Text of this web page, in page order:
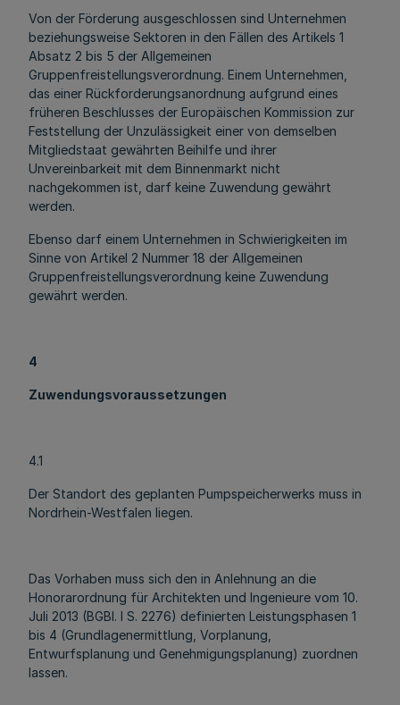
Von der Förderung ausgeschlossen sind Unternehmen
beziehungsweise Sektoren in den Fällen des Artikels 1
Absatz 2 bis 5 der Allgemeinen
Gruppenfreistellungsverordnung. Einem Unternehmen,
das einer Rückforderungsanordnung aufgrund eines
früheren Beschlusses der Europäischen Kommission zur
Feststellung der Unzulässigkeit einer von demselben
Mitgliedstaat gewährten Beihilfe und ihrer
Unvereinbarkeit mit dem Binnenmarkt nicht
nachgekommen ist, darf keine Zuwendung gewährt
werden.
Ebenso darf einem Unternehmen in Schwierigkeiten im
Sinne von Artikel 2 Nummer 18 der Allgemeinen
Gruppenfreistellungsverordnung keine Zuwendung
gewährt werden.
4
Zuwendungsvoraussetzungen
4.1
Der Standort des geplanten Pumpspeicherwerks muss in
Nordrhein-Westfalen liegen.
Das Vorhaben muss sich den in Anlehnung an die
Honorarordnung für Architekten und Ingenieure vom 10.
Juli 2013 (BGBl. I S. 2276) definierten Leistungsphasen 1
bis 4 (Grundlagenermittlung, Vorplanung,
Entwurfsplanung und Genehmigungsplanung) zuordnen
lassen.